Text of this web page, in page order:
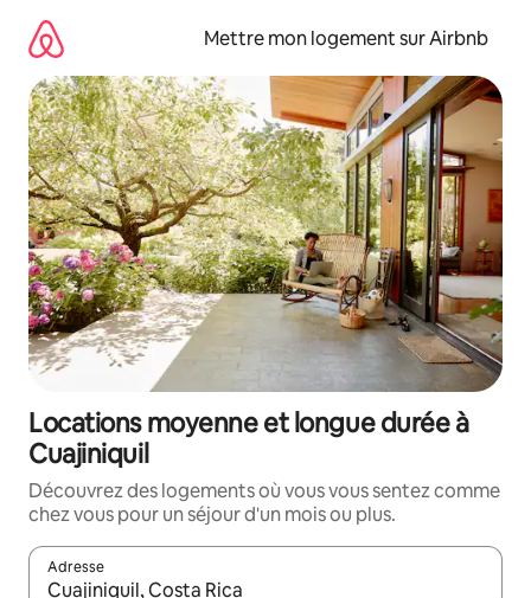
directement
contenu
Mettre mon logement sur Airbnb
Locations moyenne et longue durée à
Cuajiniquil
Découvrez des logements où vous vous sentez comme
chez vous pour un séjour d'un mois ou plus.
Adresse
Lorsque les résultats s'affichent, utilisez les flèches vers le